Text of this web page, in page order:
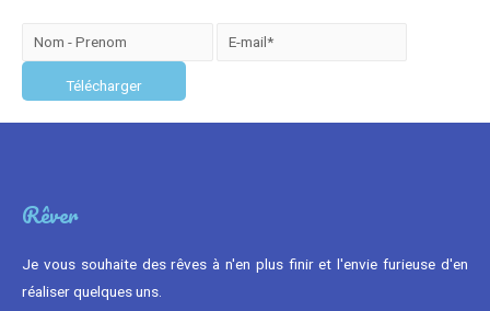
Rêver
Je vous souhaite des rêves à n'en plus finir et l'envie furieuse d'en
réaliser quelques uns.